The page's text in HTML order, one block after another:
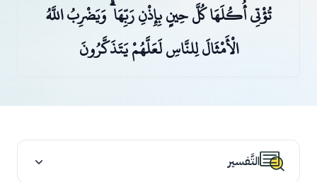
تُؤْتِي أُكُلَهَا كُلَّ حِينٍ بِإِذْنِ رَبِّهَا ۗ وَيَضْرِبُ اللَّهُ
الْأَمْثَالَ لِلنَّاسِ لَعَلَّهُمْ يَتَذَكَّرُونَ
التَّفسير